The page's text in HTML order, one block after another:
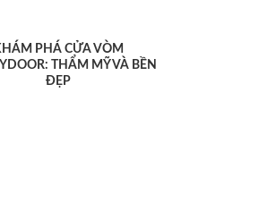
PHÁ CỬA VÒM
THẨM MỸ VÀ BỀN
ĐẸP